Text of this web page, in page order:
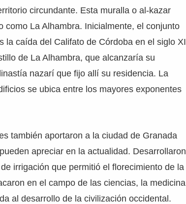
circundante. Esta muralla o al-kazar
como La Alhambra. Inicialmente, el conjunto
la caída del Califato de Córdoba en el siglo XI
de La Alhambra, que alcanzaría su
nazarí que fijo allí su residencia. La
se ubica entre los mayores exponentes
también aportaron a la ciudad de Granada
apreciar en la actualidad. Desarrollaron
irrigación que permitió el florecimiento de la
en el campo de las ciencias, la medicina
al desarrollo de la civilización occidental.